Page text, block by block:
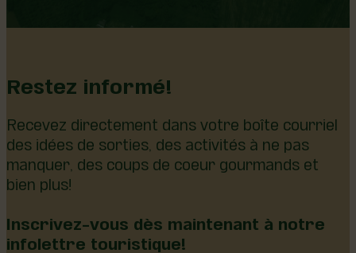
Restez informé!
Recevez directement dans votre boîte courriel
des idées de sorties, des activités à ne pas
manquer, des coups de coeur gourmands et
bien plus!
Inscrivez-vous dès maintenant à notre
infolettre touristique!